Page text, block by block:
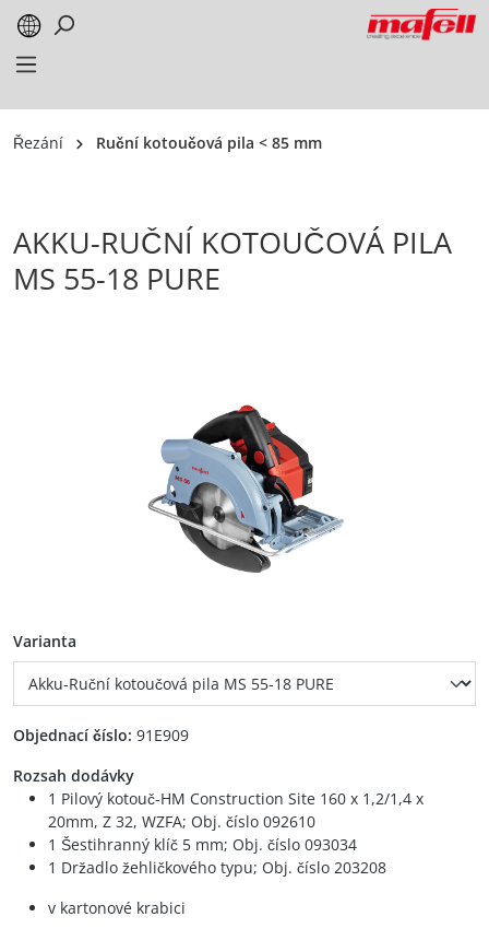
springen
Řezání Ruční kotoučová pila < 85 mm
AKKU-RUČNÍ KOTOUČOVÁ PILA
MS 55-18 PURE
Varianta
Objednací číslo: 91E909
Rozsah dodávky
1 Pilový kotouč-HM Construction Site 160 x 1,2/1,4 x
20mm, Z 32, WZFA; Obj. číslo 092610
1 Šestihranný klíč 5 mm; Obj. číslo 093034
1 Držadlo žehličkového typu; Obj. číslo 203208
v kartonové krabici